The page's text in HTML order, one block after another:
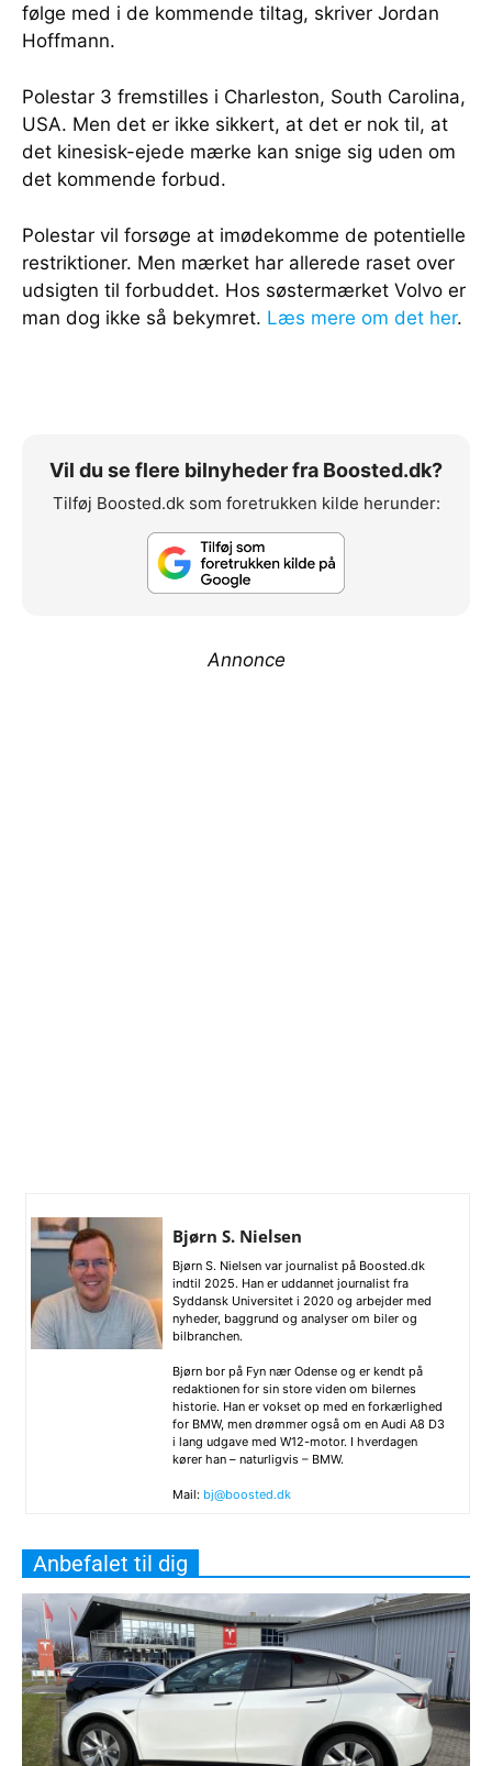
følge med i de kommende tiltag, skriver Jordan
Hoffmann.
Polestar 3 fremstilles i Charleston, South Carolina,
USA. Men det er ikke sikkert, at det er nok til, at
det kinesisk-ejede mærke kan snige sig uden om
det kommende forbud.
Polestar vil forsøge at imødekomme de potentielle
restriktioner. Men mærket har allerede raset over
udsigten til forbuddet. Hos søstermærket Volvo er
man dog ikke så bekymret. Læs mere om det her.
Vil du se flere bilnyheder fra Boosted.dk?
Tilføj Boosted.dk som foretrukken kilde herunder:
Annonce
Bjørn S. Nielsen
Bjørn S. Nielsen var journalist på Boosted.dk
indtil 2025. Han er uddannet journalist fra
Syddansk Universitet i 2020 og arbejder med
nyheder, baggrund og analyser om biler og
bilbranchen.
Bjørn bor på Fyn nær Odense og er kendt på
redaktionen for sin store viden om bilernes
historie. Han er vokset op med en forkærlighed
for BMW, men drømmer også om en Audi A8 D3
i lang udgave med W12-motor. I hverdagen
kører han – naturligvis – BMW.
Mail: bj@boosted.dk